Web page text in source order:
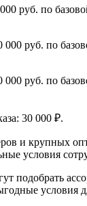
руб. по
000 руб. по
000 руб. по
30 000 ₽.
и крупных
условия
подобрать
условия